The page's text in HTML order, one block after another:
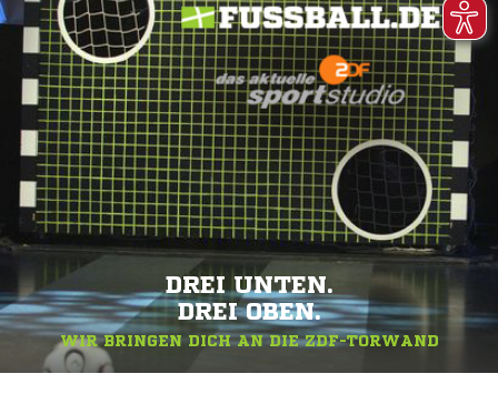
DREI UNTEN.
DREI OBEN.
WIR BRINGEN DICH AN DIE ZDF-TORWAND